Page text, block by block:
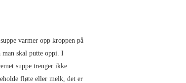
varmer opp kroppen på
man skal putte oppi. I
suppe trenger ikke
fløte eller melk, det er